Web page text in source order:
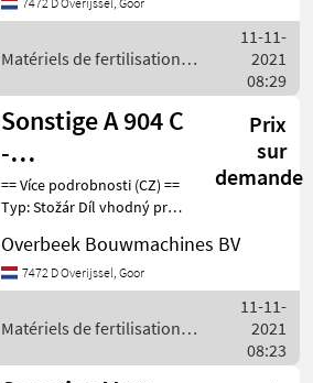
podnikatele Sériové číslo:
Matériels de fertilisation et
11-11-
2021
08:29
Sonstige A 904 C
-
Monoboom/
Prix
sur
demande
== Více podrobnosti (CZ) ==
Typ: Stožár Díl vhodný pro:
konstrukce DPH/marže:
Odpočet DPH pro
podnikatele Sériové číslo:
Overbeek Bouwmachines BV
7472 D Overijssel, Goor
Matériels de fertilisation et
11-11-
2021
08:23